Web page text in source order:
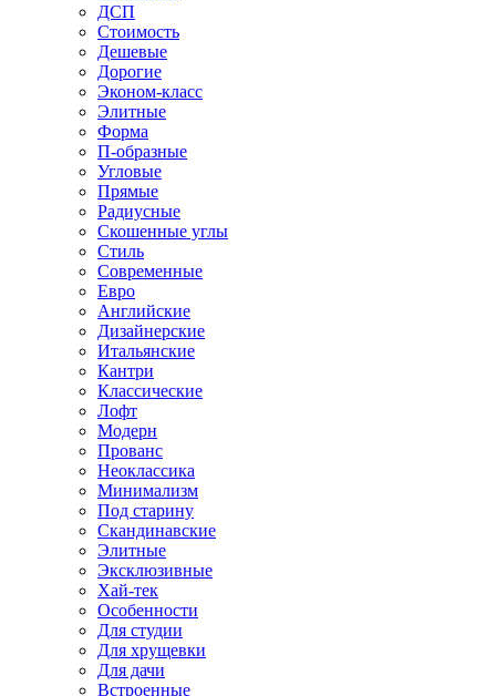
ДСП
Стоимость
Дешевые
Дорогие
Эконом-класс
Элитные
Форма
П-образные
Угловые
Прямые
Радиусные
Скошенные углы
Стиль
Современные
Евро
Английские
Дизайнерские
Итальянские
Кантри
Классические
Лофт
Модерн
Прованс
Неоклассика
Минимализм
Под старину
Скандинавские
Элитные
Эксклюзивные
Хай-тек
Особенности
Для студии
Для хрущевки
Для дачи
Встроенные